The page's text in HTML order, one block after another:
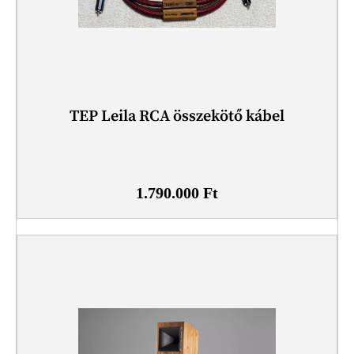
TEP Leila RCA összekötő kábel
1.790.000 Ft